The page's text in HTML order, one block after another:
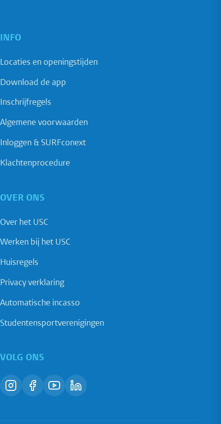
INFO
Locaties en openingstijden
Download de app
Inschrijfregels
Algemene voorwaarden
Inloggen & SURFconext
Klachtenprocedure
OVER ONS
Over het USC
Werken bij het USC
Huisregels
Privacy verklaring
Automatische incasso
Studentensportverenigingen
VOLG ONS